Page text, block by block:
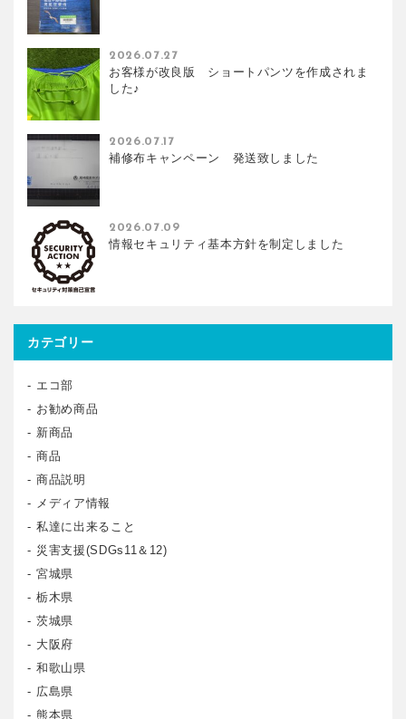
お客様が改良版 ショートパンツを作成されま
した♪
2026.07.27
補修布キャンペーン 発送致しました
2026.07.17
情報セキュリティ基本方針を制定しました
2026.07.09
カテゴリー
エコ部
お勧め商品
新商品
商品
商品説明
メディア情報
私達に出来ること
災害支援(SDGs11＆12)
宮城県
栃木県
茨城県
大阪府
和歌山県
広島県
熊本県